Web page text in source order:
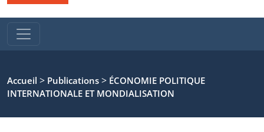
Accueil > Publications > ÉCONOMIE POLITIQUE
INTERNATIONALE ET MONDIALISATION